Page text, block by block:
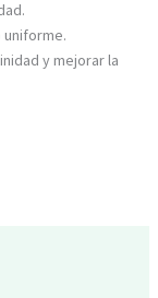
y mejorar la